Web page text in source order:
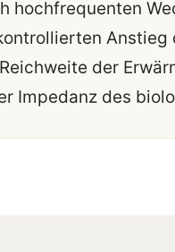
hochfrequenten
Anstieg
der
Impedanz des